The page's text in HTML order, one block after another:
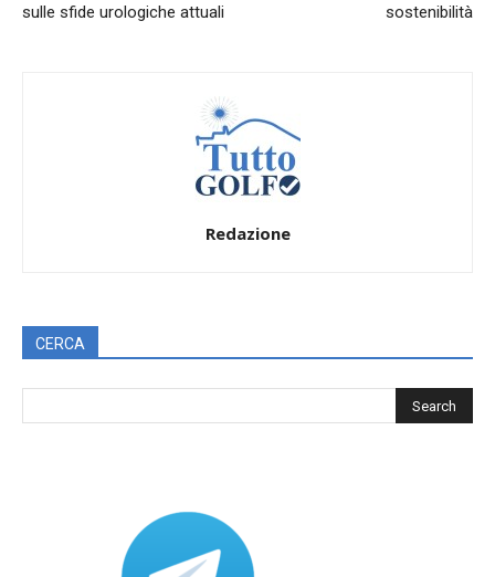
sulle sfide urologiche attuali
sostenibilità
Redazione
CERCA